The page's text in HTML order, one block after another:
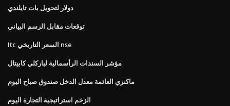
دولار لتحويل بات تايلندي
توقعات مقابل الرسم البياني
Itc السعر التاريخي nse
مؤشر السندات الرأسمالية لباركلي كابيتال
ماكنزي العائمة معدل الدخل صندوق صباح اليوم
الزخم استراتيجية التجارة اليوم